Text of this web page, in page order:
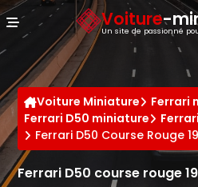
Voiture-
Un site de passionné
Voiture Miniature
Ferrari
Ferrari D50 miniature
Ferrari D50 Course Rouge
Ferrari D50 course rouge
Panneau de gestion des cookies